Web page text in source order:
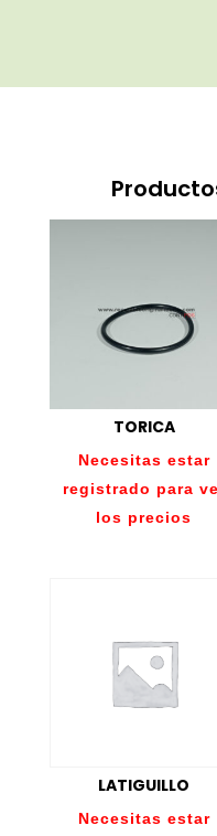
TORICA
Necesitas estar
registrado para
los precios
LATIGUILLO
Necesitas estar